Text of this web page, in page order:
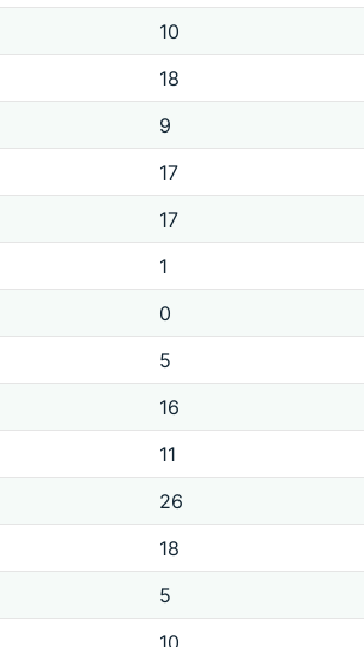
10
18
9
17
17
1
0
5
16
11
26
18
5
10